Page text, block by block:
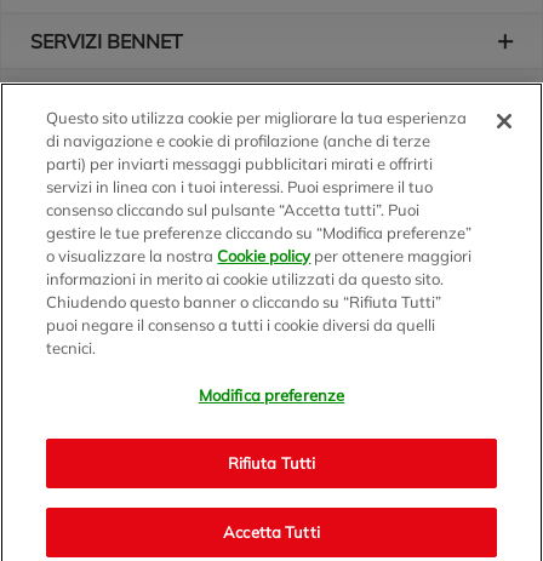
SERVIZI BENNET
Logo Bennet
Seguici sui nostri canali
Scarica l'app
Sede Amministrativa e Commerciale: Via Enzo Ratti, 2 - 22070
Monza Brianza e Lodi 07071700152 - REA MI 1137002 -
Questo sito utilizza cookie per migliorare la tua esperienza
di navigazione e cookie di profilazione (anche di terze
parti) per inviarti messaggi pubblicitari mirati e offrirti
servizi in linea con i tuoi interessi. Puoi esprimere il tuo
consenso cliccando sul pulsante “Accetta tutti”. Puoi
gestire le tue preferenze cliccando su “Modifica preferenze”
o visualizzare la nostraCookie policyper ottenere maggiori
informazioni in merito ai cookie utilizzati da questo sito.
Chiudendo questo banner o cliccando su “Rifiuta Tutti”
puoi negare il consenso a tutti i cookie diversi da quelli
tecnici.
Modifica preferenze
Rifiuta Tutti
Accetta Tutti